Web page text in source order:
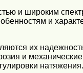
и широким
и
их
и
натяжения.